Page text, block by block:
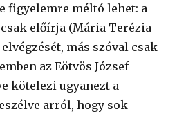
figyelemre méltó lehet: a
előírja (Mária Terézia
más szóval csak
az Eötvös József
kötelezi ugyanezt a
arról, hogy sok